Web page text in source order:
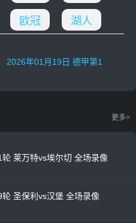
欧冠 湖人
2026年01月19日 德甲第18轮 斯图加特vs柏林联合 全场录像
更多>
莱万特vs埃尔切 全场录像
圣保利vs汉堡 全场录像